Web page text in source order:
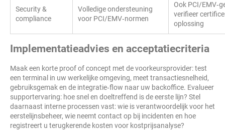
Security &
compliance
Volledige ondersteuning
voor PCI/EMV‑normen
Ook PCI/
verifieer
oplossing
Implementatieadvies en acceptatiecriteria
Maak een korte proof of concept met de voorkeursprovider: test
een terminal in uw werkelijke omgeving, meet transactiesnelheid,
gebruiksgemak en de integratie‑flow naar uw backoffice. Evalueer
supportervaring: hoe snel en doeltreffend is de eerste lijn? Stel
daarnaast interne processen vast: wie is verantwoordelijk voor het
eerstelijnsbeheer, wie neemt contact op bij incidenten en hoe
registreert u terugkerende kosten voor kostprijsanalyse?